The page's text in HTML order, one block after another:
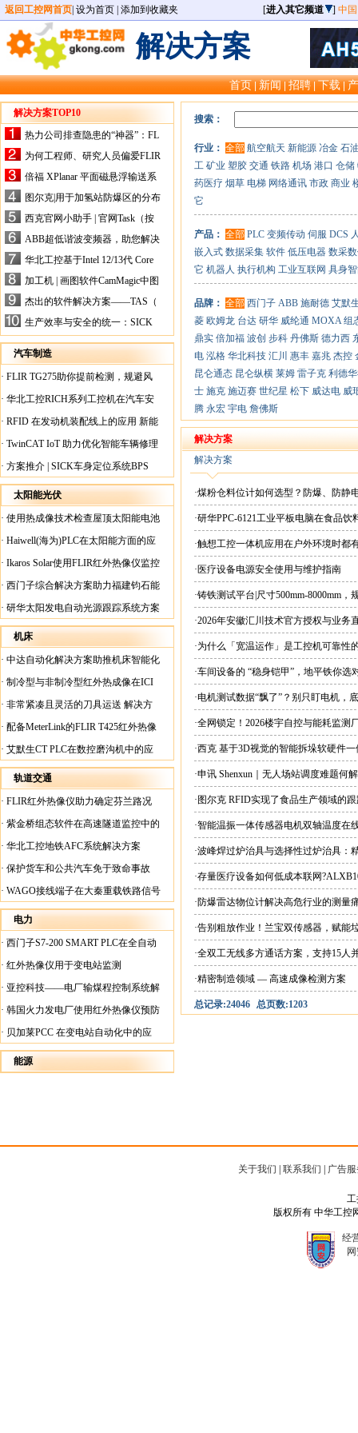
返回工控网首页 设为首页 添加到收藏夹 [进入其它频道 ] 中
解决方案
首页|新闻|招聘|下载|
解决方案TOP10
热力公司排查隐患的“神器”：FL
IR手持式热像仪，高效精准！
为何工程师、研究人员偏爱FLIR
X-HS系列热像仪？精准高效是
关键
倍福 XPlanar 平面磁悬浮输送系
统的创新应用
图尔克|用于加氢站防爆区的分布
式I/O解决方案
西克官网小助手 | 官网Task（按
任务选型）更新预告
ABB超低谐波变频器，助您解决
电气设备运行难题！
华北工控基于Intel 12/13代 Core
的ATX-6159嵌入式主板，推进
机器人市场
加工机 | 画图软件CamMagic中图
层整合的问题
杰出的软件解决方案——TAS（
Turck Automation Suite）
生产效率与安全的统一：SICK
关于机器人技术传感器解决方案
的采访
汽车制造
· FLIR TG275助你提前检测，规避风
险！
· 华北工控RICH系列工控机在汽车安
全检测行业中的应用
· RFID 在发动机装配线上的应用 新能
源汽车爆炸频发？
· TwinCAT IoT 助力优化智能车辆修理
· 方案推介 | SICK车身定位系统BPS
太阳能光伏
· 使用热成像技术检查屋顶太阳能电池
板
· Haiwell(海为)PLC在太阳能方面的应
用
· Ikaros Solar使用FLIR红外热像仪监控
已装太阳能电池板
· 西门子综合解决方案助力福建钧石能
源飞速发展
· 研华太阳发电自动光源跟踪系统方案
机床
· 中达自动化解决方案助推机床智能化
升级
· 制冷型与非制冷型红外热成像在ICI
工厂内完美配合
· 非常紧凑且灵活的刀具运送 解决方
案
· 配备MeterLink的FLIR T425红外热像
仪帮助Medite Europe Ltd加快红外检测
工作速度
· 艾默生CT PLC在数控磨沟机中的应
用
轨道交通
· FLIR红外热像仪助力确定芬兰路况
· 紫金桥组态软件在高速隧道监控中的
应用
· 华北工控地铁AFC系统解决方案
· 保护货车和公共汽车免于致命事故
· WAGO接线端子在大秦重载铁路信号
楼设备中的应用
电力
· 西门子S7-200 SMART PLC在全自动
蓄电池短路内阻检测机上的应用
· 红外热像仪用于变电站监测
· 亚控科技——电厂输煤程控制系统解
决方案
· 韩国火力发电厂使用红外热像仪预防
火灾
· 贝加莱PCC 在变电站自动化中的应
用
能源
搜索：
行业： 全部 航空航天 新能源 冶金 石
工 矿业 塑胶 交通 铁路 机场 港口 仓储
药医疗 烟草 电梯 网络通讯 市政 商业
它
产品： 全部 PLC 变频传动 伺服 DCS
嵌入式 数据采集 软件 低压电器 数采
它 机器人 执行机构 工业互联网 具身
品牌： 全部 西门子 ABB 施耐德 艾默
菱 欧姆龙 台达 研华 威纶通 MOXA 组
鼎实 倍加福 波创 步科 丹佛斯 德力西
电 泓格 华北科技 汇川 惠丰 嘉兆 杰控
昆仑通态 昆仑纵横 莱姆 雷子克 利德
士 施克 施迈赛 世纪星 松下 威达电 威
腾 永宏 宇电 詹佛斯
解决方案
解决方案
·煤粉仓料位计如何选型？防爆、防静
·研华PPC-6121工业平板电脑在食品
·触想工控一体机应用在户外环境时都
·医疗设备电源安全使用与维护指南
·铸铁测试平台|尺寸500mm-8000mm，
·2026年安徽汇川技术官方授权与业务
现货直供平台
·为什么「宽温运作」是工控机可靠性
·车间设备的 “稳身铠甲”，地平铁你选
·电机测试数据“飘了”？别只盯电机，
·全网锁定！2026楼宇自控与能耗监
·西克 基于3D视觉的智能拆垛软硬件
·申讯 Shenxun｜无人场站调度难题何
·图尔克 RFID实现了食品生产领域的
·智能温振一体传感器电机双轴温度在
·波峰焊过炉治具与选择性过炉治具：
·存量医疗设备如何低成本联网
·防爆雷达物位计解决高危行业的测量
·告别粗放作业！兰宝双传感器，赋能
·全双工无线多方通话方案，支持15人
·精密制造领域 — 高速成像检测方案
总记录:24046 总页数:1203
关于我们 联系我们 广告
工
版权所有 中华工控
经